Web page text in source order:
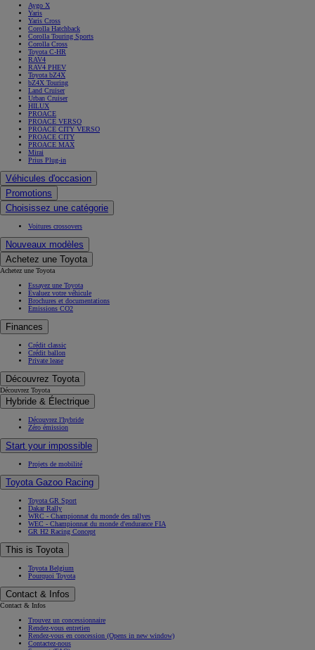
Aygo X
Yaris
Yaris Cross
Corolla Hatchback
Corolla Touring Sports
Corolla Cross
Toyota C-HR
RAV4
RAV4 PHEV
Toyota bZ4X
bZ4X Touring
Land Cruiser
Urban Cruiser
HILUX
PROACE
PROACE VERSO
PROACE CITY VERSO
PROACE CITY
PROACE MAX
Mirai
Prius Plug-in
Véhicules d'occasion
Promotions
Choisissez une catégorie
Voitures crossovers
Nouveaux modèles
Achetez une Toyota
Achetez une Toyota
Essayez une Toyota
Évaluez votre véhicule
Brochures et documentations
Émissions CO2
Finances
Crédit classic
Crédit ballon
Private lease
Découvrez Toyota
Découvrez Toyota
Hybride & Électrique
Découvrez l'hybride
Zéro émission
Start your impossible
Projets de mobilité
Toyota Gazoo Racing
Toyota GR Sport
Dakar Rally
WRC - Championnat du monde des rallyes
WEC - Championnat du monde d'endurance FIA
GR H2 Racing Concept
This is Toyota
Toyota Belgium
Pourquoi Toyota
Contact & Infos
Contact & Infos
Trouvez un concessionnaire
Rendez-vous entretien
Rendez-vous en concession (Opens in new window)
Contactez-nous